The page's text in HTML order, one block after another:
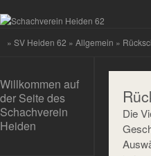
» SV Heiden 62 » Allgemein »
Willkommen auf
der Seite des
Schachverein
Heiden
Die